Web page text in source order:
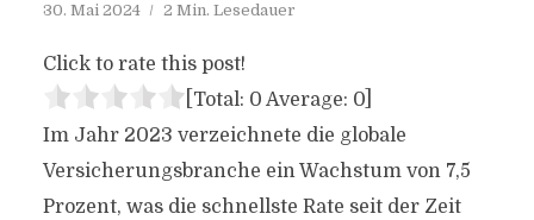
30. Mai 2024 2 Min. Lesedauer
Click to rate this post!
[Total: 0 Average: 0]
Im Jahr 2023 verzeichnete die globale
Versicherungsbranche ein Wachstum von 7,5
Prozent, was die schnellste Rate seit der Zeit